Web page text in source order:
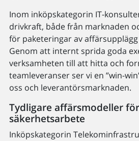
Inom inköpskategorin IT-
drivkraft, både från marknaden
för paketeringar av
Genom att internt sprida goda
verksamheten till att hitta och
teamleveranser ser vi en ”win-
oss och leverantörsmarknaden.
Tydligare affärsmodeller
säkerhetsarbete
Inköpskategorin